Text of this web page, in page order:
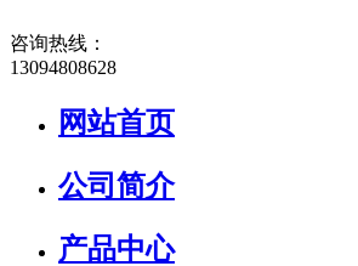
咨询热线：
13094808628
网站首页
公司简介
产品中心